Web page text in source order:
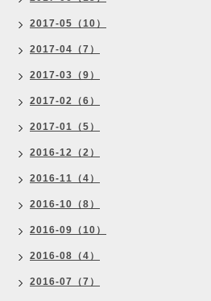
2017-05（10）
2017-04（7）
2017-03（9）
2017-02（6）
2017-01（5）
2016-12（2）
2016-11（4）
2016-10（8）
2016-09（10）
2016-08（4）
2016-07（7）